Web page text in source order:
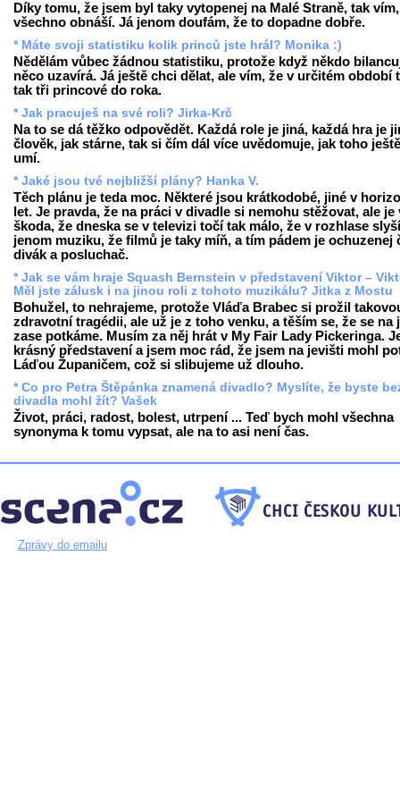
Díky tomu, že jsem byl taky vytopenej na Malé Straně, tak
všechno obnáší. Já jenom doufám, že to dopadne dobře.
* Máte svoji statistiku kolik princů jste hrál? Monika :)
Nědělám vůbec žádnou statistiku, protože když někdo
něco uzavírá. Já ještě chci dělat, ale vím, že v určitém období
tak tři princové do roka.
* Jak pracuješ na své roli? Jirka-Krč
Na to se dá těžko odpovědět. Každá role je jiná, každá hra je
člověk, jak stárne, tak si čím dál více uvědomuje, jak toho
umí.
* Jaké jsou tvé nejbližší plány? Hanka V.
Těch plánu je teda moc. Některé jsou krátkodobé, jiné v
let. Je pravda, že na práci v divadle si nemohu stěžovat, ale je
škoda, že dneska se v televizi točí tak málo, že v rozhlase
jenom muziku, že filmů je taky míň, a tím pádem je ochuzenej
divák a posluchač.
* Jak se vám hraje Squash Bernstein v představení Viktor –
Měl jste zálusk i na jinou roli z tohoto muzikálu? Jitka z Mostu
Bohužel, to nehrajeme, protože Vláďa Brabec si prožil
zdravotní tragédii, ale už je z toho venku, a těším se, že se na
zase potkáme. Musím za něj hrát v My Fair Lady Pickeringa.
krásný představení a jsem moc rád, že jsem na jevišti mohl
Láďou Županičem, což si slibujeme už dlouho.
* Co pro Petra Štěpánka znamená divadlo? Myslíte, že byste
divadla mohl žít? Vašek
Život, práci, radost, bolest, utrpení ... Teď bych mohl všechna
synonyma k tomu vypsat, ale na to asi není čas.
Zprávy do emailu